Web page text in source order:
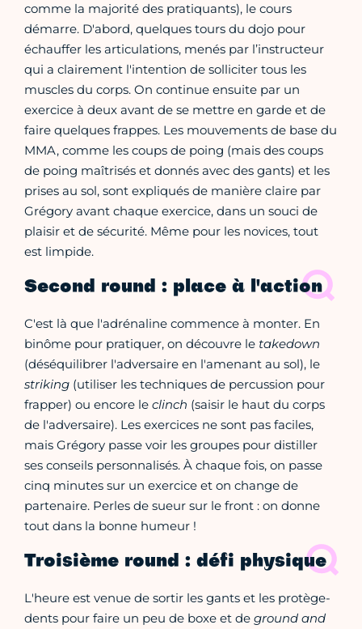
comme la majorité des pratiquants), le cours
démarre. D'abord, quelques tours du dojo pour
échauffer les articulations, menés par l’instructeur
qui a clairement l'intention de solliciter tous les
muscles du corps. On continue ensuite par un
exercice à deux avant de se mettre en garde et de
faire quelques frappes. Les mouvements de base du
MMA, comme les coups de poing (mais des coups
de poing maîtrisés et donnés avec des gants) et les
prises au sol, sont expliqués de manière claire par
Grégory avant chaque exercice, dans un souci de
plaisir et de sécurité. Même pour les novices, tout
est limpide.
Second round : place à l'action
C'est là que l'adrénaline commence à monter. En
binôme pour pratiquer, on découvre le takedown
(déséquilibrer l'adversaire en l'amenant au sol), le
striking (utiliser les techniques de percussion pour
frapper) ou encore le clinch (saisir le haut du corps
de l'adversaire). Les exercices ne sont pas faciles,
mais Grégory passe voir les groupes pour distiller
ses conseils personnalisés. À chaque fois, on passe
cinq minutes sur un exercice et on change de
partenaire. Perles de sueur sur le front : on donne
tout dans la bonne humeur !
Troisième round : défi physique
L'heure est venue de sortir les gants et les protège-
dents pour faire un peu de boxe et de ground and